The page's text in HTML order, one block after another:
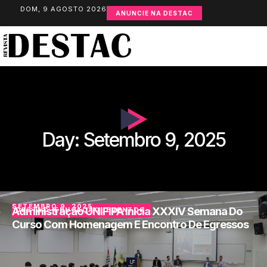
DOM, 9 AGOSTO 2026 ANUNCIE NA DESTAC
Day: Setembro 9, 2025
DESTAC,EDUCAÇÃO,EVENTOS
SETEMBRO 9, 2025
Administração UNIFIPA Inicia XXXIV Semana Do
Curso Com Homenagem E Encontro De Egressos